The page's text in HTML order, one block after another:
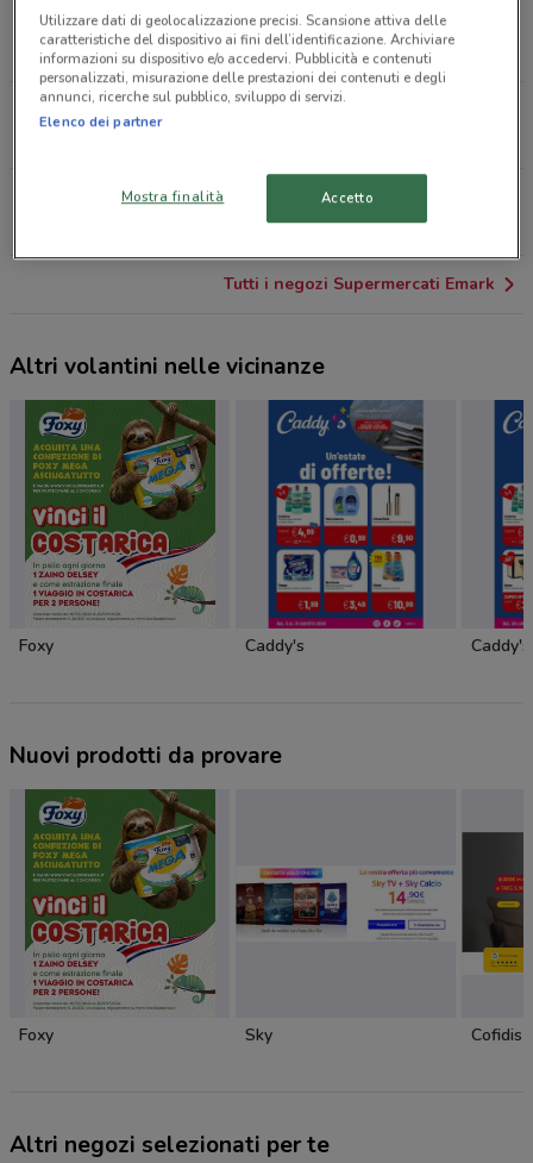
Via Del Ponte Pisano, 50 Roma
10.3 km
Via Salvatoretto, 43 Fonte Nuova
Vicolo Delle Croci, 12 Frascati
Tutti i negozi Supermercati Emark
Altri volantini nelle vicinanze
Foxy Caddy's Caddy's
Nuovi prodotti da provare
Foxy Sky Cofidis
Altri negozi selezionati per te
Utilizzare dati di geolocalizzazione precisi. Scansione attiva delle
caratteristiche del dispositivo ai fini dell’identificazione. Archiviare
informazioni su dispositivo e/o accedervi. Pubblicità e contenuti
personalizzati, misurazione delle prestazioni dei contenuti e degli
annunci, ricerche sul pubblico, sviluppo di servizi.
Elenco dei partner
Mostra finalità Accetto